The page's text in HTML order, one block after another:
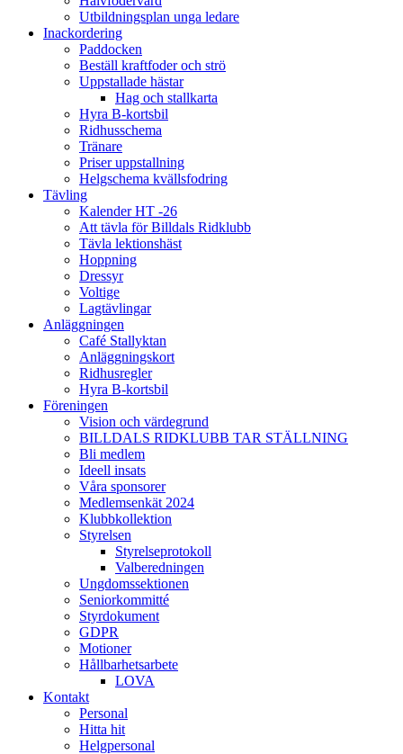
Utbildningsplan unga ledare
Inackordering
Paddocken
Beställ kraftfoder och strö
Uppstallade hästar
Hag och stallkarta
Hyra B-kortsbil
Ridhusschema
Tränare
Priser uppstallning
Helgschema kvällsfodring
Tävling
Kalender HT -26
Att tävla för Billdals Ridklubb
Tävla lektionshäst
Hoppning
Dressyr
Voltige
Lagtävlingar
Anläggningen
Café Stallyktan
Anläggningskort
Ridhusregler
Hyra B-kortsbil
Föreningen
Vision och värdegrund
BILLDALS RIDKLUBB TAR STÄLLNING
Bli medlem
Ideell insats
Våra sponsorer
Medlemsenkät 2024
Klubbkollektion
Styrelsen
Styrelseprotokoll
Valberedningen
Ungdomssektionen
Seniorkommitté
Styrdokument
GDPR
Motioner
Hållbarhetsarbete
LOVA
Kontakt
Personal
Hitta hit
Helgpersonal